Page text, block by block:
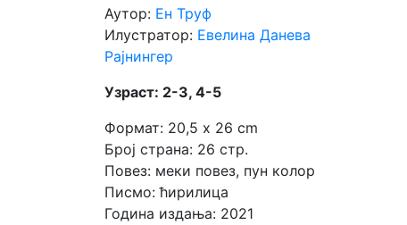
Аутор: Ен Труф
Илустратор: Евелина Данева
Рајнингер
Узраст: 2-3, 4-5
Формат: 20,5 x 26 cm
Број страна: 26 стр.
Повез: меки повез, пун колор
Писмо: ћирилица
Година издања: 2021